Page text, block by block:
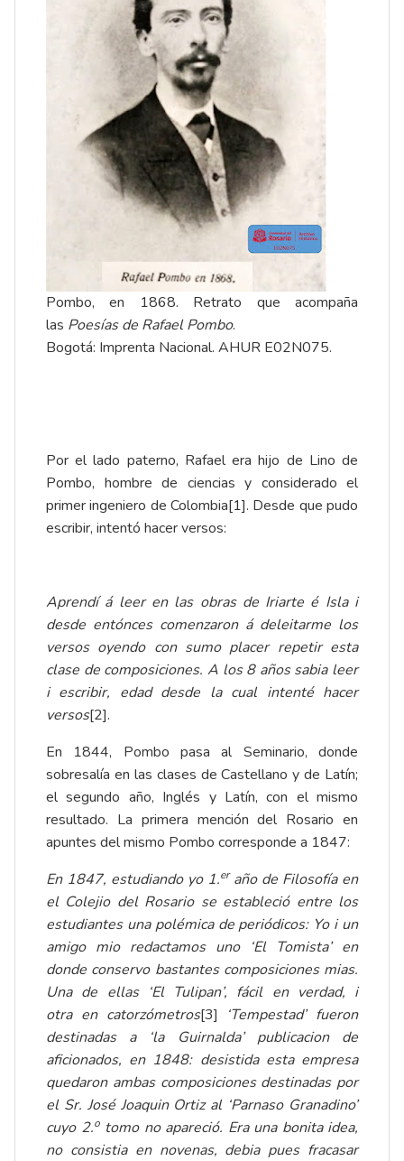
Pombo, en 1868. Retrato que acompaña
las Poesías de Rafael Pombo.
Bogotá: Imprenta Nacional. AHUR E02N075.
Por el lado paterno, Rafael era hijo de Lino de
Pombo, hombre de ciencias y considerado el
primer ingeniero de Colombia[1]. Desde que pudo
escribir, intentó hacer versos:
Aprendí á leer en las obras de Iriarte é Isla i
desde entónces comenzaron á deleitarme los
versos oyendo con sumo placer repetir esta
clase de composiciones. A los 8 años sabia leer
i escribir, edad desde la cual intenté hacer
versos[2].
En 1844, Pombo pasa al Seminario, donde
sobresalía en las clases de Castellano y de Latín;
el segundo año, Inglés y Latín, con el mismo
resultado. La primera mención del Rosario en
apuntes del mismo Pombo corresponde a 1847:
En 1847, estudiando yo 1.eraño de Filosofía en
el Colejio del Rosario se estableció entre los
estudiantes una polémica de periódicos: Yo i un
amigo mio redactamos uno ‘El Tomista’ en
donde conservo bastantes composiciones mias.
Una de ellas ‘El Tulipan’, fácil en verdad, i
otra en catorzómetros[3] ‘Tempestad’ fueron
destinadas a ‘la Guirnalda’ publicacion de
aficionados, en 1848: desistida esta empresa
quedaron ambas composiciones destinadas por
el Sr. José Joaquin Ortiz al ‘Parnaso Granadino’
cuyo 2.otomo no apareció. Era una bonita idea,
no consistia en novenas, debia pues fracasar